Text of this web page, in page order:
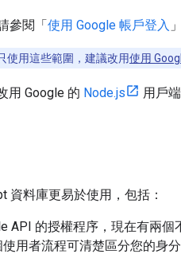
參閱「使用 Google 帳戶登入
使用這些範圍，建議改用使用
用 Google 的 Node.js 用戶
資料庫更易於使用，包括：
API 的授權程序，現在有兩個
使用者流程可清楚區分您的身